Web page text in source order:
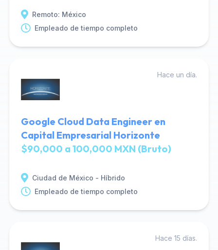
Remoto: México
Empleado de tiempo completo
Hace un día.
Google Cloud Data Engineer en
Capital Empresarial Horizonte
$90,000 a 100,000 MXN (Bruto)
Ciudad de México - Híbrido
Empleado de tiempo completo
Hace 15 días.